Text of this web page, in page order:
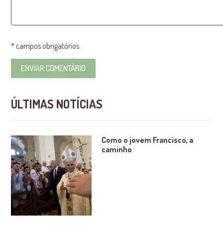
* campos obrigatórios.
ÚLTIMAS NOTÍCIAS
Como o jovem Francisco, a
caminho